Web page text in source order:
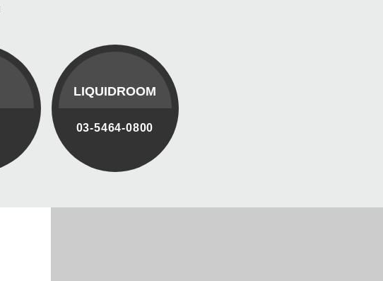
LIQUIDROOM
03-5464-0800